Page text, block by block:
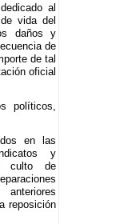
al
vida del
daños y
de
de tal
oficial
políticos,
en las
y
culto de
reposición